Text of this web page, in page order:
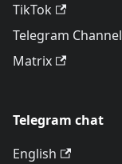
TikTok
Telegram Channel
Matrix
Telegram chat
English